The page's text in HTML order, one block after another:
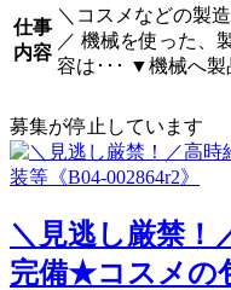
仕事
内容
＼コスメなどの製
／ 機械を使った、
容は･･･ ▼機械へ製
募集が停止しています
＼見逃し厳禁！
完備★コスメの